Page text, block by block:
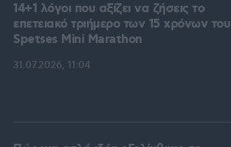
14+1 λόγοι που αξίζει να ζήσεις το
επετειακό τριήμερο των 15 χρόνων του
Spetses Mini Marathon
31.07.2026, 11:04